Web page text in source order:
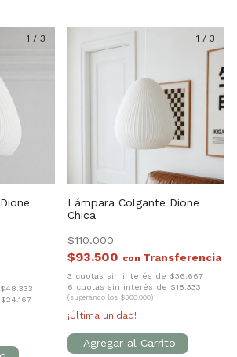
1 / 3 1 / 3
Lámpara Colgante Dione
Chica
$110.000
$93.500 con
3 cuotas sin interés de $36.667
6 cuotas sin interés de $18.333
(superando los $300.000)
¡Última unidad!